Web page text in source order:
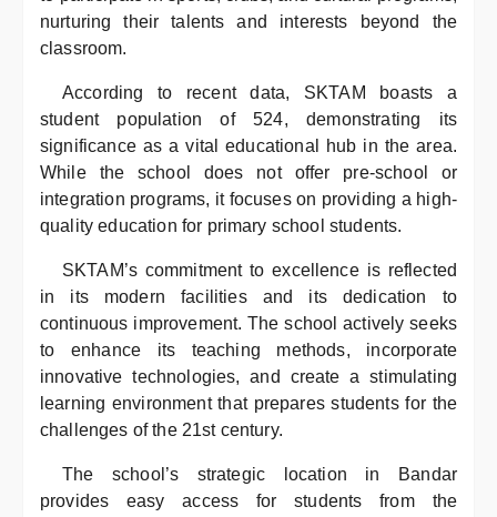
nurturing their talents and interests beyond the
classroom.
According to recent data, SKTAM boasts a
student population of 524, demonstrating its
significance as a vital educational hub in the area.
While the school does not offer pre-school or
integration programs, it focuses on providing a high-
quality education for primary school students.
SKTAM’s commitment to excellence is reflected
in its modern facilities and its dedication to
continuous improvement. The school actively seeks
to enhance its teaching methods, incorporate
innovative technologies, and create a stimulating
learning environment that prepares students for the
challenges of the 21st century.
The school’s strategic location in Bandar
provides easy access for students from the